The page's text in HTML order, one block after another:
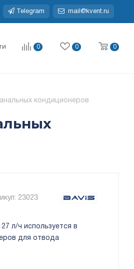
Telegram mail@kvent.ru
0 0 0
кондиционеров
23023
л/ч используется в
для отвода